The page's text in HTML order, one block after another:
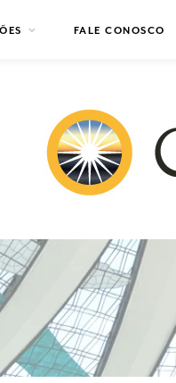
FALE CONOSCO